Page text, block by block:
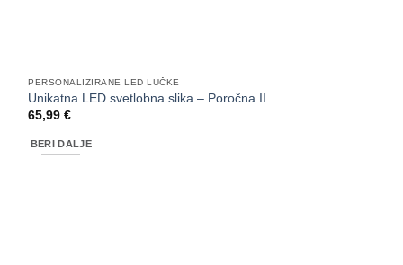
PERSONALIZIRANE LED LUČKE
Unikatna LED svetlobna slika – Poročna II
65,99€
BERI DALJE